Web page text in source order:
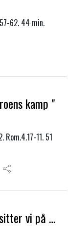
62. 44 min.
kamp "
Rom.4.17-11. 51
Gunnar Holth. " Hvem sitter vi på med? "